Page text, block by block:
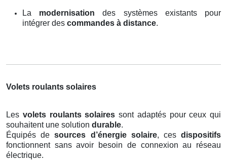
La modernisation des systèmes existants pour
intégrer des commandes à distance.
Volets roulants solaires
Les volets roulants solaires sont adaptés pour ceux qui
souhaitent une solution durable.
Équipés desources d’énergie solaire, cesdispositifs
fonctionnent sans avoir besoin de connexion au réseau
électrique.